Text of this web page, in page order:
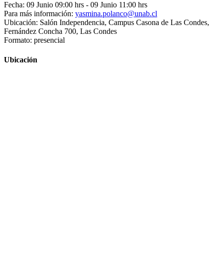
Fecha: 09 Junio 09:00 hrs - 09 Junio 11:00 hrs
Para más información: yasmina.polanco@unab.cl
Ubicación: Salón Independencia, Campus Casona de Las Condes,
Fernández Concha 700, Las Condes
Formato: presencial
Ubicación